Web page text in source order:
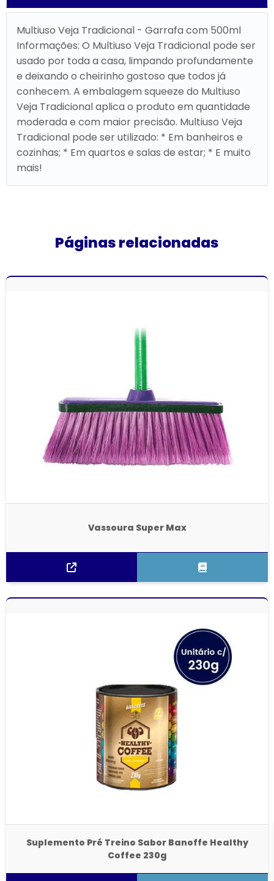
Multiuso Veja Tradicional - Garrafa com 500ml
Informações: O Multiuso Veja Tradicional pode ser
usado por toda a casa, limpando profundamente
e deixando o cheirinho gostoso que todos já
conhecem. A embalagem squeeze do Multiuso
Veja Tradicional aplica o produto em quantidade
moderada e com maior precisão. Multiuso Veja
Tradicional pode ser utilizado: * Em banheiros e
cozinhas; * Em quartos e salas de estar; * E muito
mais!
Páginas relacionadas
Vassoura Super Max
Suplemento Pré Treino Sabor Banoffe Healthy
Coffee 230g